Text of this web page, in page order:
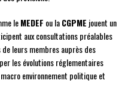
leMEDEF ou laCGPME jouent un
aux consultations préalables
leurs membres auprès des
les évolutions réglementaires
environnement politique et